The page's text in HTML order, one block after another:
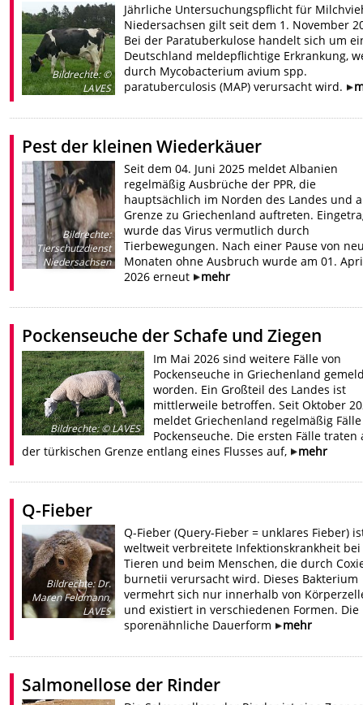
Bildrechte:©
LAVES
Jährliche Untersuchungspflicht für
Niedersachsen gilt seit dem 1. November
Bei der Paratuberkulose handelt sich um
Deutschland meldepflichtige Erkrankung,
durch Mycobacterium avium spp.
paratuberculosis (MAP) verursacht wird.
Pest der kleinen Wiederkäuer
Bildrechte:
Tierschutzdienst
Niedersachsen
Seit dem 04. Juni 2025 meldet Albanien
regelmäßig Ausbrüche der PPR, die
hauptsächlich im Norden des Landes und
Grenze zu Griechenland auftreten.
wurde das Virus vermutlich durch
Tierbewegungen. Nach einer Pause von
Monaten ohne Ausbruch wurde am 01.
2026 erneut
mehr
Pockenseuche der Schafe und Ziegen
Bildrechte:© LAVES
Im Mai 2026 sind weitere Fälle von
Pockenseuche in Griechenland
worden. Ein Großteil des Landes ist
mittlerweile betroffen. Seit Oktober
meldet Griechenland regelmäßig
Pockenseuche. Die ersten Fälle traten
der türkischen Grenze entlang eines Flusses auf,
mehr
Q-Fieber
Bildrechte:Dr.
Maren Feldmann,
LAVES
Q-Fieber (Query-Fieber = unklares Fieber)
weltweit verbreitete Infektionskrankheit bei
Tieren und beim Menschen, die durch
burnetii verursacht wird. Dieses Bakterium
vermehrt sich nur innerhalb von
und existiert in verschiedenen Formen. Die
sporenähnliche Dauerform
mehr
Salmonellose der Rinder